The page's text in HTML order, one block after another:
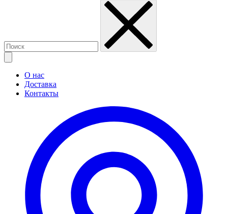
О нас
Доставка
Контакты